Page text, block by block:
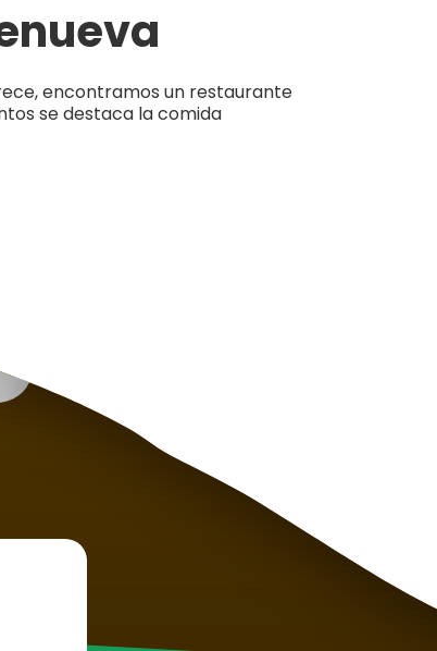
encontramos un restaurante
se destaca la comida